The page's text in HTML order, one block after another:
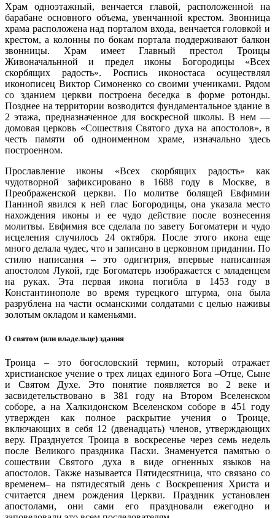
Храм одноэтажный, венчается главой, расположенной на
барабане основного объема, увенчанной крестом. Звонница
храма расположена над порталом входа, венчается головкой и
крестом, а колонны по бокам портала поддерживают балкон
звонницы. Храм имеет Главный престол Троицы
Живоначальнной и предел иконы Богородицы «Всех
скорбящих радость». Роспись иконостаса осуществлял
иконописец Виктор Симоненко со своими учениками. Рядом
со зданием церкви построена беседка в форме ротонды.
Позднее на территории возводится фундаментальное здание в
2 этажа, предназначенное для воскресной школы. В нем —
домовая церковь «Сошествия Святого духа на апостолов», в
честь памяти об одноименном храме, изначально здесь
построенном.
Прославление иконы «Всех скорбящих радость» как
чудотворной зафиксировано в 1688 году в Москве, в
Преображенской церкви. По молитве болящей Евфимии
Паниной явился к ней глас Богородицы, она указала место
нахождения иконы и ее чудо действие после вознесения
молитвы. Евфимия все сделала по завету Богоматери и чудо
исцеления случилось 24 октября. После этого икона еще
много делала чудес, что и записано в церковном придании. По
стилю написания – это одигитрия, впервые написанная
апостолом Лукой, где Богоматерь изображается с младенцем
на руках. Эта первая икона погибла в 1453 году в
Константинополе во время турецкого штурма, она была
разрублена на части османскими солдатами с целью наживы
золотым окладом и каменьями.
О святом (или владельце) здания
Троица – это богословский термин, который отражает
христианское учение о трех лицах единого Бога –Отце, Сыне
и Святом Духе. Это понятие появляется во 2 веке и
засвидетельствовано в 381 году на Втором Вселенском
соборе, а на Халкидонском Вселенском соборе в 451 году
утвержден как полное раскрытие учения о Троице,
включающих в себя 12 (двенадцать) членов, утверждающих
веру. Празднуется Троица в воскресенье через семь недель
после Великого праздника Пасхи. Знаменуется памятью о
сошествии Святого духа в виде огненных языков на
апостолов. Также называется Пятидесятница, что связано со
временем– на пятидесятый день с Воскрешения Христа и
считается днем рождения Церкви. Праздник установлен
апостолами, они сами его праздновали ежегодно и